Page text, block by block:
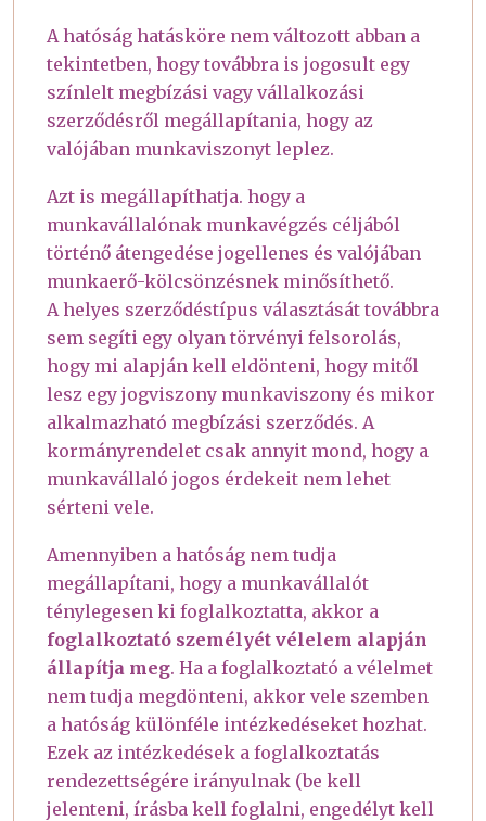
A hatóság hatásköre nem változott abban a
tekintetben, hogy továbbra is jogosult egy
színlelt megbízási vagy vállalkozási
szerződésről megállapítania, hogy az
valójában munkaviszonyt leplez.
Azt is megállapíthatja. hogy a
munkavállalónak munkavégzés céljából
történő átengedése jogellenes és valójában
munkaerő-kölcsönzésnek minősíthető.
A helyes szerződéstípus választását továbbra
sem segíti egy olyan törvényi felsorolás,
hogy mi alapján kell eldönteni, hogy mitől
lesz egy jogviszony munkaviszony és mikor
alkalmazható megbízási szerződés. A
kormányrendelet csak annyit mond, hogy a
munkavállaló jogos érdekeit nem lehet
sérteni vele.
Amennyiben a hatóság nem tudja
megállapítani, hogy a munkavállalót
ténylegesen ki foglalkoztatta, akkor a
foglalkoztató személyét vélelem alapján
állapítja meg. Ha a foglalkoztató a vélelmet
nem tudja megdönteni, akkor vele szemben
a hatóság különféle intézkedéseket hozhat.
Ezek az intézkedések a foglalkoztatás
rendezettségére irányulnak (be kell
jelenteni, írásba kell foglalni, engedélyt kell